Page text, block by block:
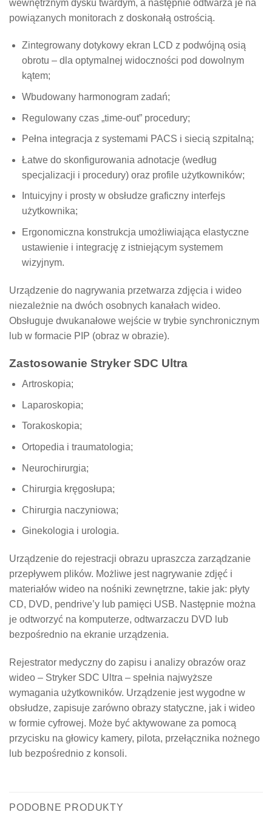
wewnętrznym dysku twardym, a następnie odtwarza je na
powiązanych monitorach z doskonałą ostrością.
Zintegrowany dotykowy ekran LCD z podwójną osią
obrotu – dla optymalnej widoczności pod dowolnym
kątem;
Wbudowany harmonogram zadań;
Regulowany czas „time-out” procedury;
Pełna integracja z systemami PACS i siecią szpitalną;
Łatwe do skonfigurowania adnotacje (według
specjalizacji i procedury) oraz profile użytkowników;
Intuicyjny i prosty w obsłudze graficzny interfejs
użytkownika;
Ergonomiczna konstrukcja umożliwiająca elastyczne
ustawienie i integrację z istniejącym systemem
wizyjnym.
Urządzenie do nagrywania przetwarza zdjęcia i wideo
niezależnie na dwóch osobnych kanałach wideo.
Obsługuje dwukanałowe wejście w trybie synchronicznym
lub w formacie PIP (obraz w obrazie).
Zastosowanie Stryker SDC Ultra
Artroskopia;
Laparoskopia;
Torakoskopia;
Ortopedia i traumatologia;
Neurochirurgia;
Chirurgia kręgosłupa;
Chirurgia naczyniowa;
Ginekologia i urologia.
Urządzenie do rejestracji obrazu upraszcza zarządzanie
przepływem plików. Możliwe jest nagrywanie zdjęć i
materiałów wideo na nośniki zewnętrzne, takie jak: płyty
CD, DVD, pendrive’y lub pamięci USB. Następnie można
je odtworzyć na komputerze, odtwarzaczu DVD lub
bezpośrednio na ekranie urządzenia.
Rejestrator medyczny do zapisu i analizy obrazów oraz
wideo – Stryker SDC Ultra – spełnia najwyższe
wymagania użytkowników. Urządzenie jest wygodne w
obsłudze, zapisuje zarówno obrazy statyczne, jak i wideo
w formie cyfrowej. Może być aktywowane za pomocą
przycisku na głowicy kamery, pilota, przełącznika nożnego
lub bezpośrednio z konsoli.
PODOBNE PRODUKTY